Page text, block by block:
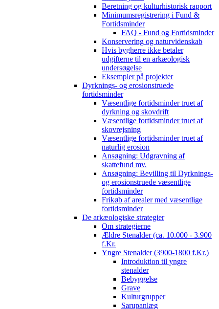
Beretning og kulturhistorisk rapport
Minimumsregistrering i Fund &
Fortidsminder
FAQ - Fund og Fortidsminder
Konservering og naturvidenskab
Hvis bygherre ikke betaler
udgifterne til en arkæologisk
undersøgelse
Eksempler på projekter
Dyrknings- og erosionstruede
fortidsminder
Væsentlige fortidsminder truet af
dyrkning og skovdrift
Væsentlige fortidsminder truet af
skovrejsning
Væsentlige fortidsminder truet af
naturlig erosion
Ansøgning: Udgravning af
skattefund mv.
Ansøgning: Bevilling til Dyrknings-
og erosionstruede væsentlige
fortidsminder
Frikøb af arealer med væsentlige
fortidsminder
De arkæologiske strategier
Om strategierne
Ældre Stenalder (ca. 10.000 - 3.900
f.Kr.
Yngre Stenalder (3900-1800 f.Kr.)
Introduktion til yngre
stenalder
Bebyggelse
Grave
Kulturgrupper
Sarupanlæg